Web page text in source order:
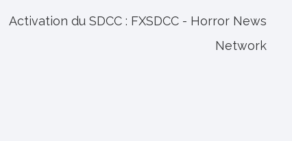
Activation du SDCC : FXSDCC ​​- Horror News
Network